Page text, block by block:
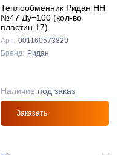
Теплообменник Ридан НН
№47 Ду=100 (кол-во
пластин 17)
Арт: 001160573829
Бренд: Ридан
Наличие:под заказ
Заказать